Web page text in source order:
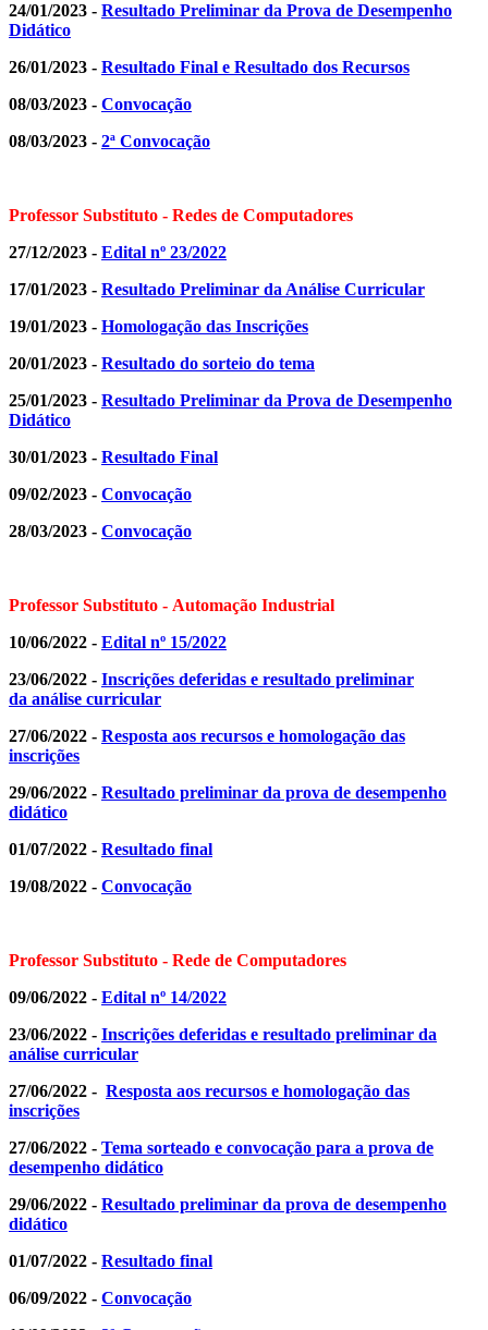
24/01/2023 - Resultado Preliminar da Prova de Desempenho
Didático
26/01/2023 - Resultado Final e Resultado dos Recursos
08/03/2023 - Convocação
08/03/2023 - 2ª Convocação
Professor Substituto - Redes de Computadores
27/12/2023 - Edital nº 23/2022
17/01/2023 - Resultado Preliminar da Análise Curricular
19/01/2023 - Homologação das Inscrições
20/01/2023 - Resultado do sorteio do tema
25/01/2023 - Resultado Preliminar da Prova de Desempenho
Didático
30/01/2023 - Resultado Final
09/02/2023 - Convocação
28/03/2023 - Convocação
Professor Substituto - Automação Industrial
10/06/2022 - Edital nº 15/2022
23/06/2022 - Inscrições deferidas e resultado preliminar
da análise curricular
27/06/2022 - Resposta aos recursos e homologação das
inscrições
29/06/2022 - Resultado preliminar da prova de desempenho
didático
01/07/2022 - Resultado final
19/08/2022 - Convocação
Professor Substituto - Rede de Computadores
09/06/2022 - Edital nº 14/2022
23/06/2022 - Inscrições deferidas e resultado preliminar da
análise curricular
27/06/2022 - Resposta aos recursos e homologação das
inscrições
27/06/2022 - Tema sorteado e convocação para a prova de
desempenho didático
29/06/2022 - Resultado preliminar da prova de desempenho
didático
01/07/2022 - Resultado final
06/09/2022 - Convocação